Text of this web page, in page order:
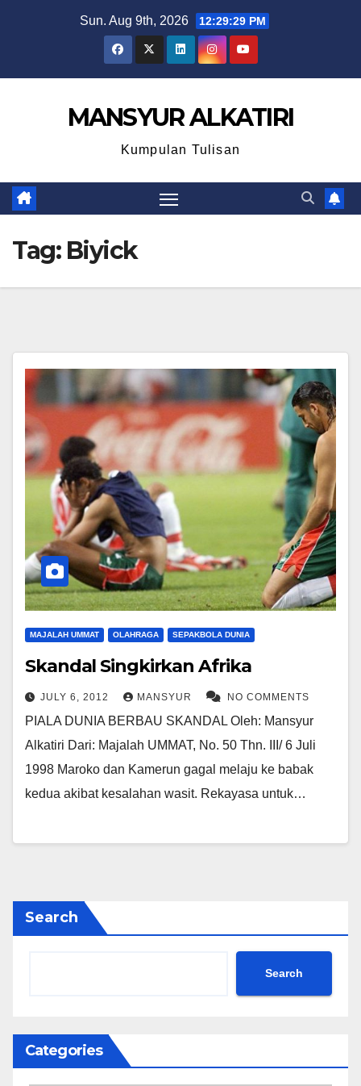
Sun. Aug 9th, 2026 12:29:30 PM
MANSYUR ALKATIRI
Kumpulan Tulisan
Tag: Biyick
MAJALAH UMMAT OLAHRAGA SEPAKBOLA DUNIA
Skandal Singkirkan Afrika
JULY 6, 2012 MANSYUR NO COMMENTS
PIALA DUNIA BERBAU SKANDAL Oleh: Mansyur
Alkatiri Dari: Majalah UMMAT, No. 50 Thn. III/ 6 Juli
1998 Maroko dan Kamerun gagal melaju ke babak
kedua akibat kesalahan wasit. Rekayasa untuk…
Search
Search
Categories